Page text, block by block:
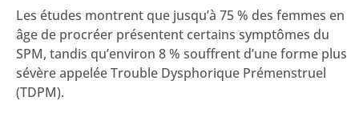
Les études montrent que jusqu’à 75 % des femmes en
âge de procréer présentent certains symptômes du
SPM, tandis qu’environ 8 % souffrent d’une forme plus
sévère appelée Trouble Dysphorique Prémenstruel
(TDPM).